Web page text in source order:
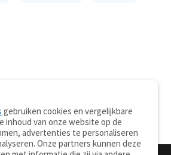
gebruiken cookies en vergelijkbare
inhoud van onze website op de
advertenties te personaliseren
Onze partners kunnen deze